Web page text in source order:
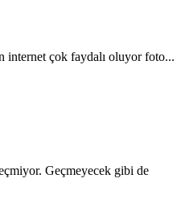
internet çok faydalı oluyor foto...
Geçmeyecek gibi de